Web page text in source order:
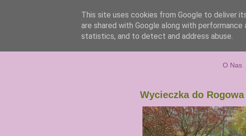
O Nas
Wycieczka do
This site uses cookies from Google to deliver
are shared with Google along with
statistics, and to detect and address abuse.